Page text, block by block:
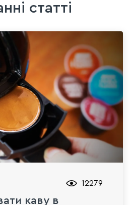
статті
12279
каву в